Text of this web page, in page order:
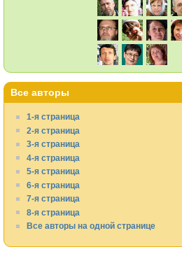
Все авторы
1-я страница
2-я страница
3-я страница
4-я страница
5-я страница
6-я страница
7-я страница
8-я страница
Все авторы на одной странице